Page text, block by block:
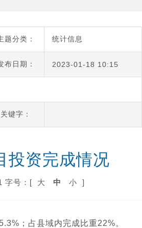
题分类： 统计信息
布日期： 2023-01-18 10:15
关键字：
投资完成情况
字号：[ 大 中 小 ]
；占县域内完成比重22%。